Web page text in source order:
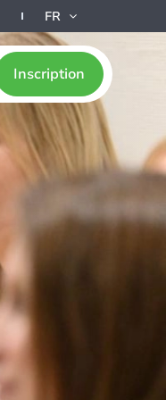
FR
Inscription